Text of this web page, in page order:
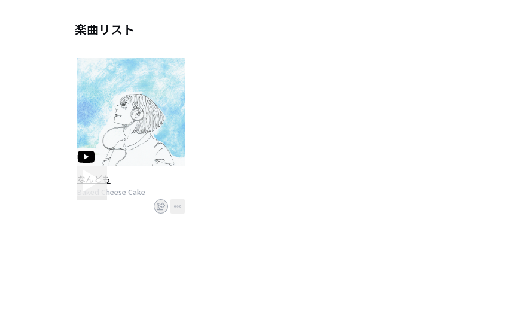
楽曲リスト
なんども
Baked Cheese Cake